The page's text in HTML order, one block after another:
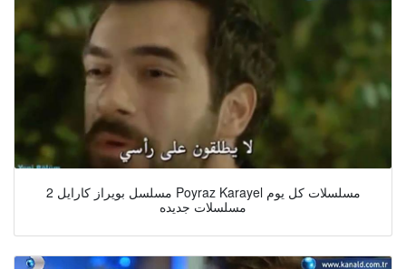
مسلسل بويراز كارايل 2 Poyraz Karayel مسلسلات كل يوم
مسلسلات جديده